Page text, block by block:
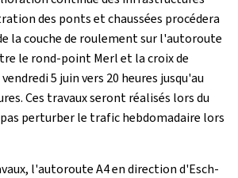
des ponts et chaussées procédera
la couche de roulement sur l'autoroute
le rond-point Merl et la croix de
5 juin vers 20 heures jusqu'au
Ces travaux seront réalisés lors du
perturber le trafic hebdomadaire lors
l'autoroute A4 en direction d'Esch-